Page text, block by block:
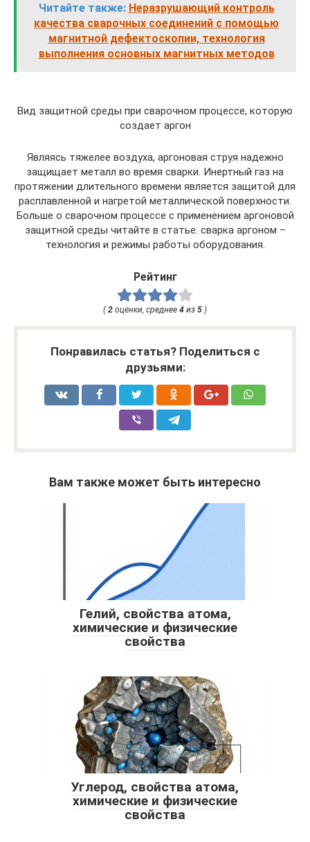
Читайте также: Неразрушающий контроль
качества сварочных соединений с помощью
магнитной дефектоскопии, технология
выполнения основных магнитных методов
Вид защитной среды при сварочном процессе, которую
создает аргон
Являясь тяжелее воздуха, аргоновая струя надежно
защищает металл во время сварки. Инертный газ на
протяжении длительного времени является защитой для
расплавленной и нагретой металлической поверхности.
Больше о сварочном процессе с применением аргоновой
защитной среды читайте в статье: сварка аргоном –
технология и режимы работы оборудования.
Рейтинг
(2 оценки, среднее 4 из 5 )
Понравилась статья? Поделиться с
друзьями:
Вам также может быть интересно
Гелий, свойства атома,
химические и физические
свойства
Углерод, свойства атома,
химические и физические
свойства